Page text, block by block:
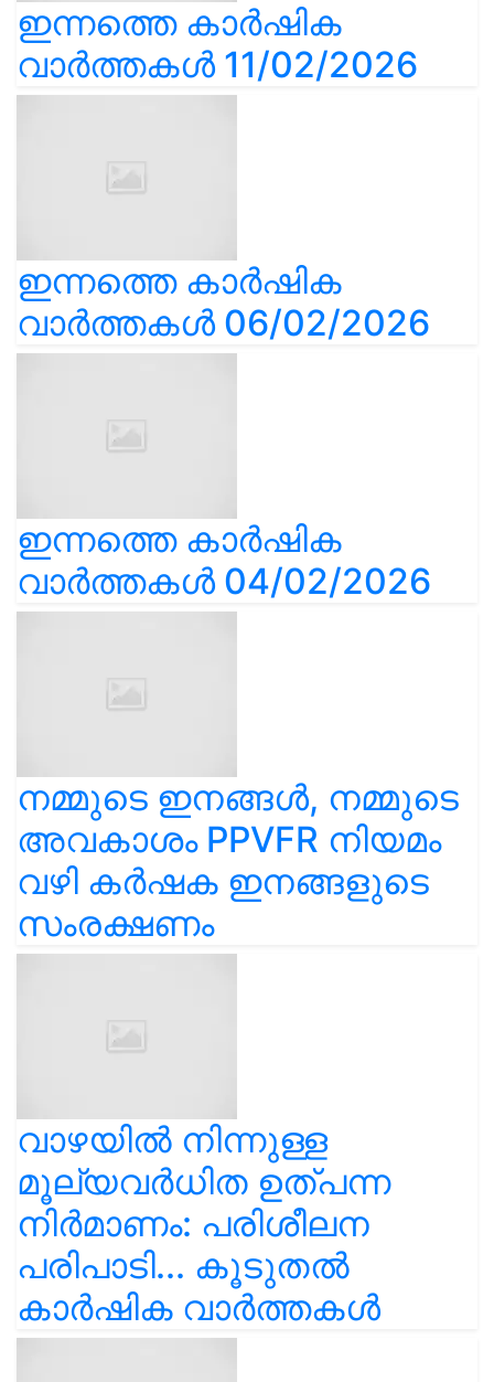
ഇന്നത്തെ കാർഷിക
വാർത്തകൾ 11/02/2026
ഇന്നത്തെ കാർഷിക
വാർത്തകൾ 06/02/2026
ഇന്നത്തെ കാർഷിക
വാർത്തകൾ 04/02/2026
നമ്മുടെ ഇനങ്ങൾ, നമ്മുടെ
അവകാശം PPVFR നിയമം
വഴി കർഷക ഇനങ്ങളുടെ
സംരക്ഷണം
വാഴയിൽ നിന്നുള്ള
മൂല്യവർധിത ഉത്പന്ന
നിർമാണം: പരിശീലന
പരിപാടി... കൂടുതൽ
കാർഷിക വാർത്തകൾ